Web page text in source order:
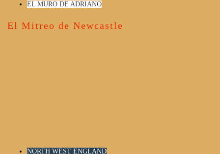
EL MURO DE ADRIANO
El Mitreo de Newcastle
NORTH WEST ENGLAND